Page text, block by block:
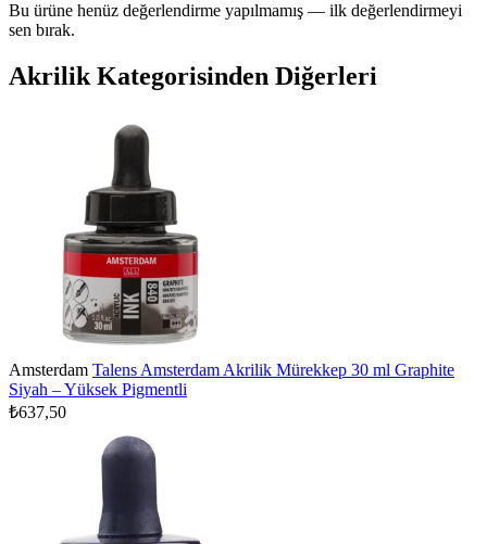
Bu ürüne henüz değerlendirme yapılmamış — ilk değerlendirmeyi
sen bırak.
Akrilik Kategorisinden Diğerleri
Amsterdam Talens Amsterdam Akrilik Mürekkep 30 ml Graphite
Siyah – Yüksek Pigmentli
₺637,50